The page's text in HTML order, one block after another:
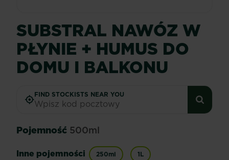
SUBSTRAL NAWÓZ W
PŁYNIE + HUMUS DO
DOMU I BALKONU
FIND STOCKISTS NEAR YOU
Pojemność 500ml
Inne pojemności 250ml 1L